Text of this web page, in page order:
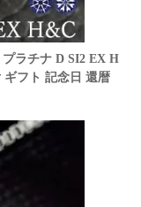
ラチナ D SI2 EX H
フト 記念日 還暦